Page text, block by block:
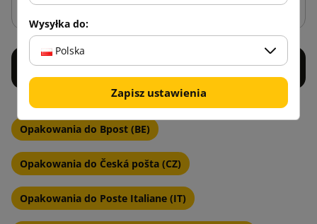
Opakowania do Bpost (BE)
Opakowania do Česká pošta (CZ)
Opakowania do Poste Italiane (IT)
Wysyłka do:
Polska
Zapisz ustawienia